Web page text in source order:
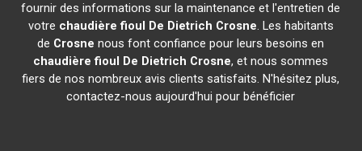
fournir des informations sur la maintenance et l'entretien de
votre chaudière fioul De Dietrich Crosne. Les habitants
de Crosne nous font confiance pour leurs besoins en
chaudière fioul De Dietrich Crosne, et nous sommes
fiers de nos nombreux avis clients satisfaits. N'hésitez plus,
contactez-nous aujourd'hui pour bénéficier